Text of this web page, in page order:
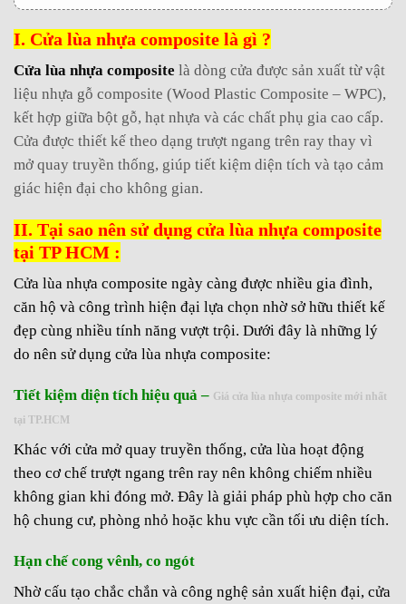
5. Một số thông tin liên hệ :
6. HỆ THỐNG SHOWROOM TRƯNG BÀY :
I. Cửa lùa nhựa composite là gì ?
Cửa lùa nhựa composite là dòng cửa được sản xuất từ vật
liệu nhựa gỗ composite (Wood Plastic Composite – WPC),
kết hợp giữa bột gỗ, hạt nhựa và các chất phụ gia cao cấp.
Cửa được thiết kế theo dạng trượt ngang trên ray thay vì
mở quay truyền thống, giúp tiết kiệm diện tích và tạo cảm
giác hiện đại cho không gian.
II. Tại sao nên sử dụng cửa lùa nhựa composite
tại TP HCM :
Cửa lùa nhựa composite ngày càng được nhiều gia đình,
căn hộ và công trình hiện đại lựa chọn nhờ sở hữu thiết kế
đẹp cùng nhiều tính năng vượt trội. Dưới đây là những lý
do nên sử dụng cửa lùa nhựa composite:
Tiết kiệm diện tích hiệu quả – Giá cửa lùa nhựa composite mới nhất
tại TP.HCM
Khác với cửa mở quay truyền thống, cửa lùa hoạt động
theo cơ chế trượt ngang trên ray nên không chiếm nhiều
không gian khi đóng mở. Đây là giải pháp phù hợp cho căn
hộ chung cư, phòng nhỏ hoặc khu vực cần tối ưu diện tích.
Hạn chế cong vênh, co ngót
Nhờ cấu tạo chắc chắn và công nghệ sản xuất hiện đại, cửa